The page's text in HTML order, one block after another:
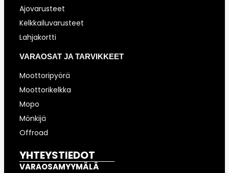
Ajovarusteet
Kelkkailuvarusteet
Lahjakortti
VARAOSAT JA TARVIKKEET
Moottoripyörä
Moottorikelkka
Mopo
Mönkijä
Offroad
YHTEYSTIEDOT
VARAOSAMYYMÄLÄ